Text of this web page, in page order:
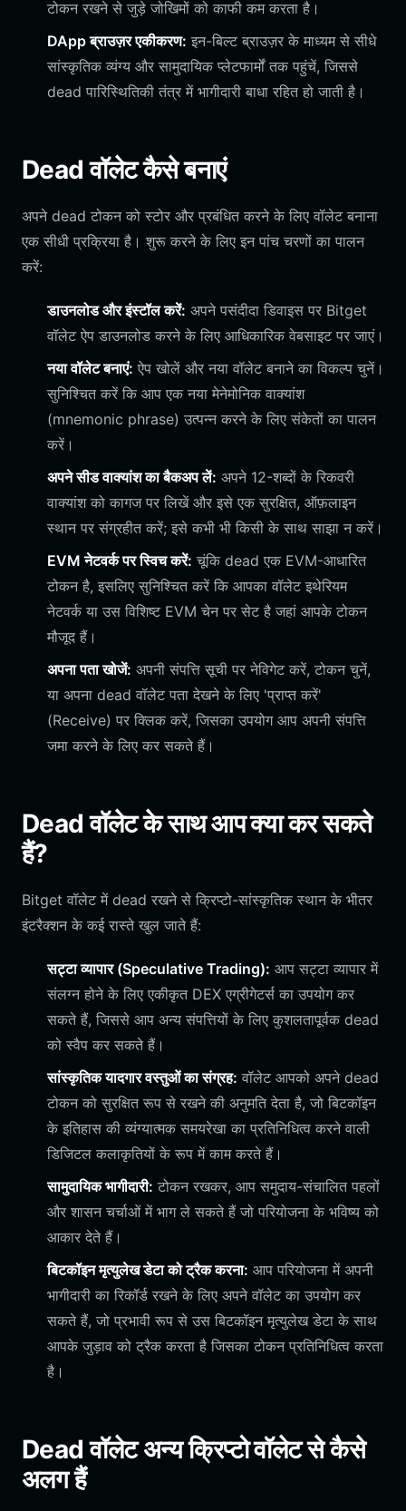
टोकन रखने से जुड़े जोखिमों को काफी कम करता है।
DApp ब्राउज़र एकीकरण: इन-बिल्ट ब्राउज़र के माध्यम से सीधे
सांस्कृतिक व्यंग्य और सामुदायिक प्लेटफार्मों तक पहुंचें, जिससे
dead पारिस्थितिकी तंत्र में भागीदारी बाधा रहित हो जाती है।
Dead वॉलेट कैसे बनाएं
अपने dead टोकन को स्टोर और प्रबंधित करने के लिए वॉलेट बनाना
एक सीधी प्रक्रिया है। शुरू करने के लिए इन पांच चरणों का पालन
करें:
डाउनलोड और इंस्टॉल करें: अपने पसंदीदा डिवाइस पर Bitget
वॉलेट ऐप डाउनलोड करने के लिए आधिकारिक वेबसाइट पर जाएं।
नया वॉलेट बनाएं: ऐप खोलें और नया वॉलेट बनाने का विकल्प चुनें।
सुनिश्चित करें कि आप एक नया मेनेमोनिक वाक्यांश
(mnemonic phrase) उत्पन्न करने के लिए संकेतों का पालन
करें।
अपने सीड वाक्यांश का बैकअप लें: अपने 12-शब्दों के रिकवरी
वाक्यांश को कागज पर लिखें और इसे एक सुरक्षित, ऑफ़लाइन
स्थान पर संग्रहीत करें; इसे कभी भी किसी के साथ साझा न करें।
EVM नेटवर्क पर स्विच करें: चूंकि dead एक EVM-आधारित
टोकन है, इसलिए सुनिश्चित करें कि आपका वॉलेट इथेरियम
नेटवर्क या उस विशिष्ट EVM चेन पर सेट है जहां आपके टोकन
मौजूद हैं।
अपना पता खोजें: अपनी संपत्ति सूची पर नेविगेट करें, टोकन चुनें,
या अपना dead वॉलेट पता देखने के लिए 'प्राप्त करें'
(Receive) पर क्लिक करें, जिसका उपयोग आप अपनी संपत्ति
जमा करने के लिए कर सकते हैं।
Dead वॉलेट के साथ आप क्या कर सकते
हैं?
Bitget वॉलेट में dead रखने से क्रिप्टो-सांस्कृतिक स्थान के भीतर
इंटरैक्शन के कई रास्ते खुल जाते हैं:
सट्टा व्यापार (Speculative Trading): आप सट्टा व्यापार में
संलग्न होने के लिए एकीकृत DEX एग्रीगेटर्स का उपयोग कर
सकते हैं, जिससे आप अन्य संपत्तियों के लिए कुशलतापूर्वक dead
को स्वैप कर सकते हैं।
सांस्कृतिक यादगार वस्तुओं का संग्रह: वॉलेट आपको अपने dead
टोकन को सुरक्षित रूप से रखने की अनुमति देता है, जो बिटकॉइन
के इतिहास की व्यंग्यात्मक समयरेखा का प्रतिनिधित्व करने वाली
डिजिटल कलाकृतियों के रूप में काम करते हैं।
सामुदायिक भागीदारी: टोकन रखकर, आप समुदाय-संचालित पहलों
और शासन चर्चाओं में भाग ले सकते हैं जो परियोजना के भविष्य को
आकार देते हैं।
बिटकॉइन मृत्युलेख डेटा को ट्रैक करना: आप परियोजना में अपनी
भागीदारी का रिकॉर्ड रखने के लिए अपने वॉलेट का उपयोग कर
सकते हैं, जो प्रभावी रूप से उस बिटकॉइन मृत्युलेख डेटा के साथ
आपके जुड़ाव को ट्रैक करता है जिसका टोकन प्रतिनिधित्व करता
है।
Dead वॉलेट अन्य क्रिप्टो वॉलेट से कैसे
अलग हैं